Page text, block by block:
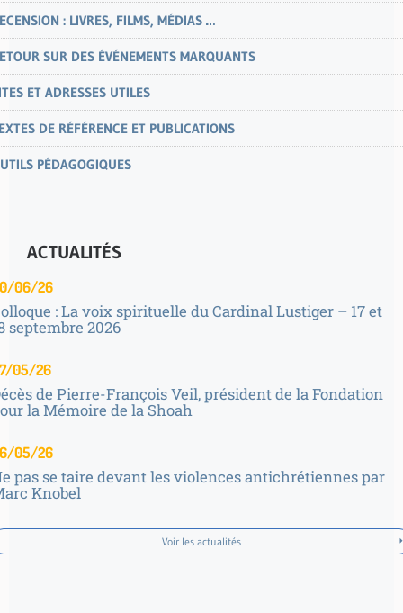
: LIVRES, FILMS, MÉDIAS …
SUR DES ÉVÉNEMENTS MARQUANTS
ET ADRESSES UTILES
DE RÉFÉRENCE ET PUBLICATIONS
PÉDAGOGIQUES
ACTUALITÉS
06/26
: La voix spirituelle du Cardinal Lustiger – 17 et
septembre 2026
05/26
de Pierre-François Veil, président de la Fondation
la Mémoire de la Shoah
05/26
pas se taire devant les violences antichrétiennes par
Knobel
Voir les actualités